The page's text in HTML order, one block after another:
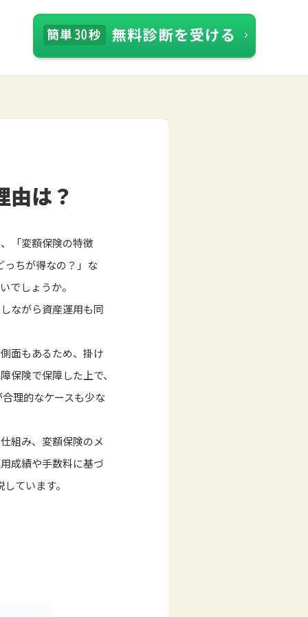
由は？
「変額保険の特徴
っちが得なの？」な
でしょうか。
ながら資産運用も同
面もあるため、掛け
保険で保障した上で、
理的なケースも少な
組み、変額保険のメ
成績や手数料に基づ
ています。